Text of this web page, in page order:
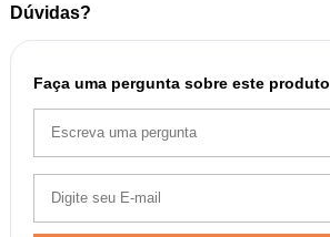
Dúvidas?
Faça uma pergunta sobre este produto